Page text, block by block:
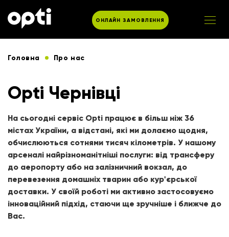
ОНЛАЙН ЗАМОВЛЕННЯ
Головна Про нас
Opti Чернівці
На сьогодні сервіс Opti працює в більш ніж 36
містах України, а відстані, які ми долаємо щодня,
обчислюються сотнями тисяч кілометрів. У нашому
арсеналі найрізноманітніші послуги: від трансферу
до аеропорту або на залізничний вокзал, до
перевезення домашніх тварин або кур'єрської
доставки. У своїй роботі ми активно застосовуємо
інноваційний підхід, стаючи ще зручніше і ближче до
Вас.